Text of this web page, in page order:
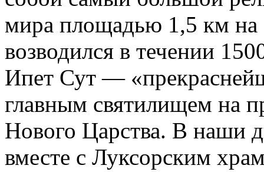
мира площадью 1,5 км на
возводился в течении
Ипет Сут —
главным святилищем на
Нового Царства. В наши
вместе с Луксорским